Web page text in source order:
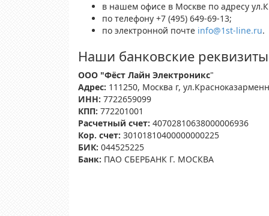
в нашем офисе в Москве по адресу
по телефону +7 (495) 649-69-13;
по электронной почте info@1st-line.ru.
Наши банковские реквизиты
ООО "Фёст Лайн Электроникс"
Адрес: 111250, Москва г,
ИНН: 7722659099
КПП: 772201001
Расчетный счет: 40702810638000006936
Кор. счет: 30101810400000000225
БИК: 044525225
Банк: ПАО СБЕРБАНК Г. МОСКВА